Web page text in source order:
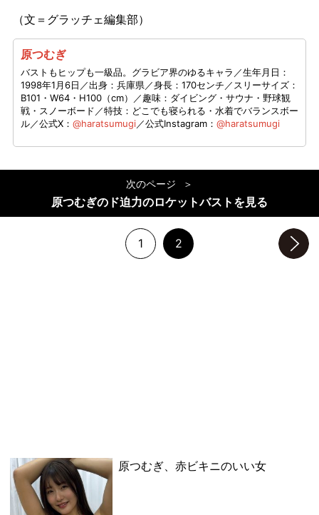
（文＝グラッチェ編集部）
原つむぎ
バストもヒップも一級品。グラビア界のゆるキャラ／生年月日：
1998年1月6日／出身：兵庫県／身長：170センチ／スリーサイズ：
B101・W64・H100（cm）／趣味：ダイビング・サウナ・野球観
戦・スノーボード／特技：どこでも寝られる・水着でバランスボー
ル／公式X： @haratsumugi／公式Instagram： @haratsumugi
次のページ
原つむぎのド迫力のロケットバストを見る
1 2
原つむぎ、赤ビキニのいい女